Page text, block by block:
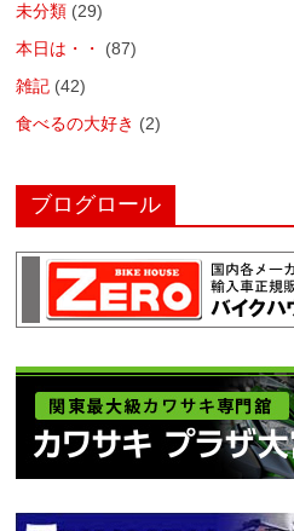
未分類 (29)
本日は・・
(87)
雑記 (42)
食べるの大好き (2)
ブログロール